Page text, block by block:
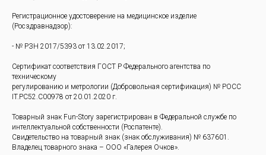
Регистрационное удостоверение на медицинское изделие
(Росздравнадзор):
- № РЗН 2017/5393 от 13.02.2017;
Сертификат соответствия ГОСТ Р Федерального агентства по
техническому
регулированию и метрологии (Добровольная сертификация) № РОСС
IT.РС52.С00978 от 20.01.2020 г.
Товарный знак Fun-Story зарегистрирован в Федеральной службе по
интеллектуальной собственности (Роспатенте).
Свидетельство на товарный знак (знак обслуживания) № 637601.
Владелец товарного знака – ООО «Галерея Очков».